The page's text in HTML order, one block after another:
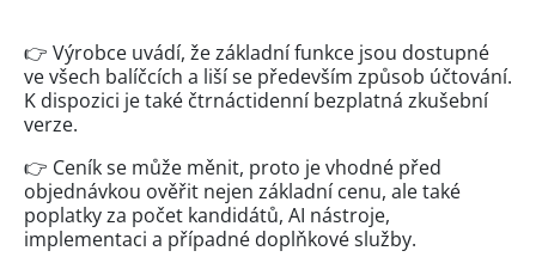
👉 Výrobce uvádí, že základní funkce jsou dostupné
ve všech balíčcích a liší se především způsob účtování.
K dispozici je také čtrnáctidenní bezplatná zkušební
verze.
👉 Ceník se může měnit, proto je vhodné před
objednávkou ověřit nejen základní cenu, ale také
poplatky za počet kandidátů, AI nástroje,
implementaci a případné doplňkové služby.